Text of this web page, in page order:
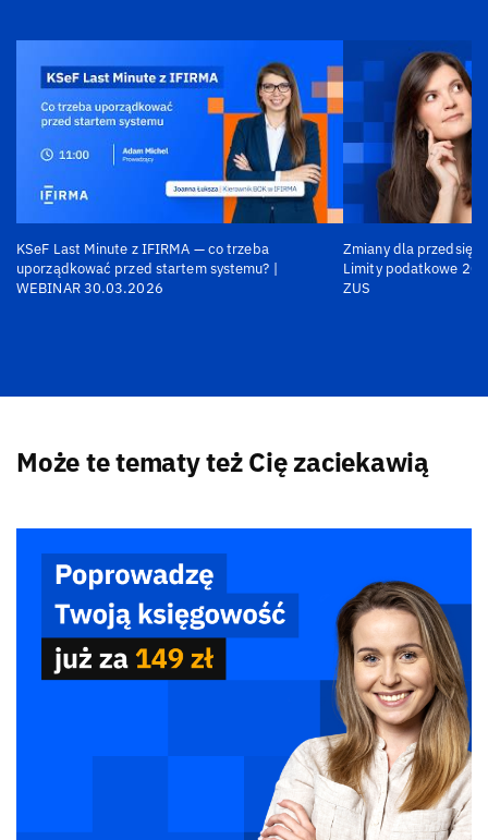
KSeF Last Minute z IFIRMA — co trzeba
uporządkować przed startem systemu? |
WEBINAR 30.03.2026
Zmiany dla
Limity podatkowe
ZUS
Może te tematy też Cię zaciekawią